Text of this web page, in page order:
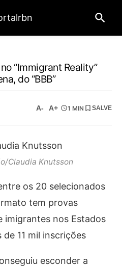
“Immigrant Reality”
do “BBB”
A- A+ 1 MIN SALVE
Claudia Knutsson
os 20 selecionados
tem provas
imigrantes nos Estados
11 mil inscrições
esconder a